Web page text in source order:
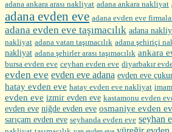
adana ankara arası nakliyat adana ankara nakliyat
adana evden eve adana evden eve
adana evden eve taşımacılık adana
nakliyat adana vatan taşımacılık adana şehiriçi
nakliyat adana şehirler arası taşımacılık ankara
bursa evden eve ceyhan evden eve diyarbakır
evden eve evden eve adana evden eve
hatay evden eve hatay evden eve nakliyat
evden eve izmir evden eve kastamonu evden
evden eve niğde evden eve osmaniye evden
sarıçam evden eve seyhanda evden eve seyhan